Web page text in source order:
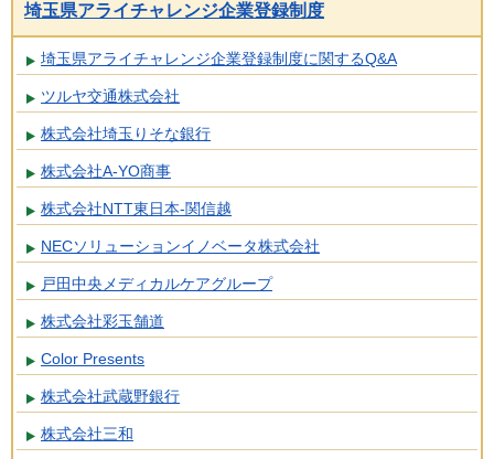
埼玉県アライチャレンジ企業登録制度
埼玉県アライチャレンジ企業登録制度に関するQ&A
ツルヤ交通株式会社
株式会社埼玉りそな銀行
株式会社A-YO商事
株式会社NTT東日本-関信越
NECソリューションイノベータ株式会社
戸田中央メディカルケアグループ
株式会社彩玉舗道
Color Presents
株式会社武蔵野銀行
株式会社三和